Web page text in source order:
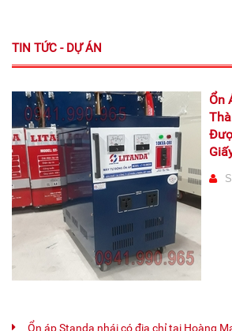
TIN TỨC - DỰ ÁN
Ổn
Ổn áp Standa nhái có địa chỉ tại Hoàng